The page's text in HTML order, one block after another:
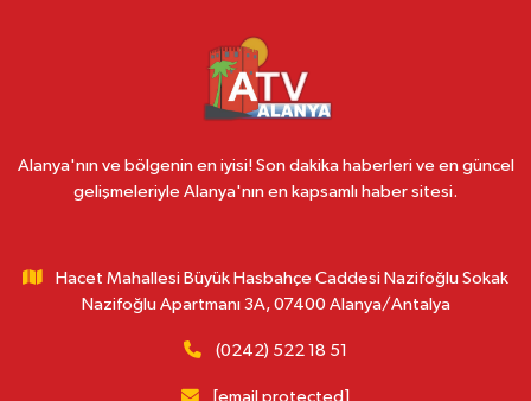
Alanya'nın ve bölgenin en iyisi! Son dakika haberleri ve en güncel
gelişmeleriyle Alanya'nın en kapsamlı haber sitesi.
Hacet Mahallesi Büyük Hasbahçe Caddesi Nazifoğlu Sokak
Nazifoğlu Apartmanı 3A, 07400 Alanya/Antalya
(0242) 522 18 51
[email protected]